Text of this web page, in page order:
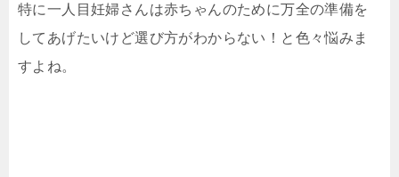
特に一人目妊婦さんは赤ちゃんのために万全の準備を
してあげたいけど選び方がわからない！と色々悩みま
すよね。